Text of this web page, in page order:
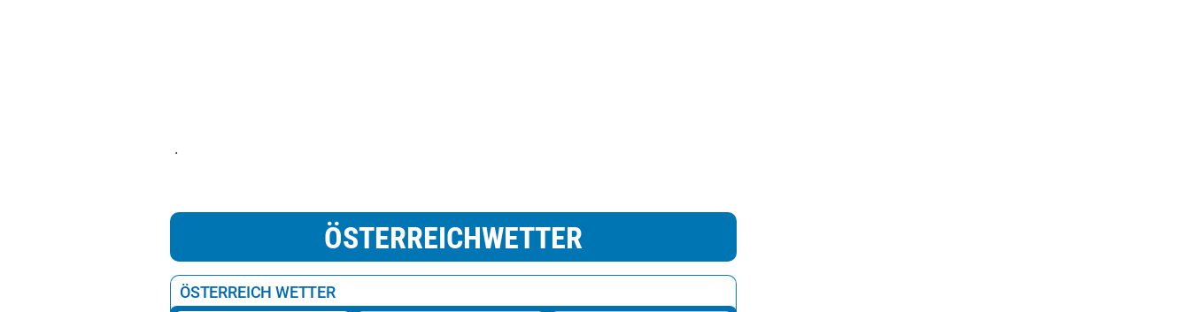
.
ÖSTERREICHWETTER
ÖSTERREICH WETTER